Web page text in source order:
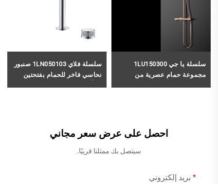
سلسلة يا جي 1LU150300
مجموعة حمام عصرية من
سلسلة فلاي 1LN050103 صنبور
نحاسي فاخر للحمام بفتحتين
احصل على عرض سعر مجاني
سيتصل بك ممثلنا قريبًا.
بريد إلكتروني